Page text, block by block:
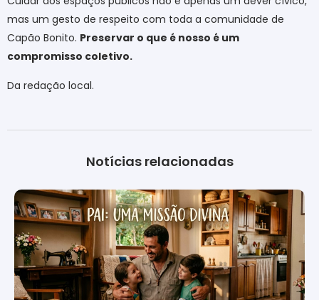
mas um gesto de respeito com toda a comunidade de
Capão Bonito. Preservar o que é nosso é um
compromisso coletivo.
Da redação local.
Notícias relacionadas